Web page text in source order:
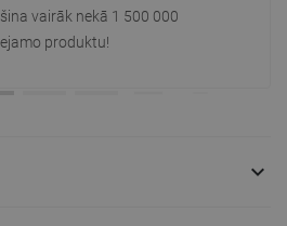
vairāk nekā 1 500 000
produktu!
